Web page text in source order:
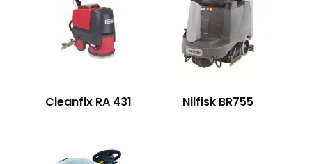
Cleanfix RA 431 Nilfisk BR755